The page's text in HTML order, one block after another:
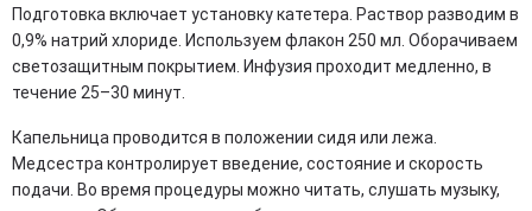
Подготовка включает установку катетера. Раствор разводим в
0,9% натрий хлориде. Используем флакон 250 мл. Оборачиваем
светозащитным покрытием. Инфузия проходит медленно, в
течение 25–30 минут.
Капельница проводится в положении сидя или лежа.
Медсестра контролирует введение, состояние и скорость
подачи. Во время процедуры можно читать, слушать музыку,